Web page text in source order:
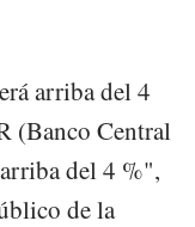
arriba del 4
(Banco Central
del 4 %",
de la